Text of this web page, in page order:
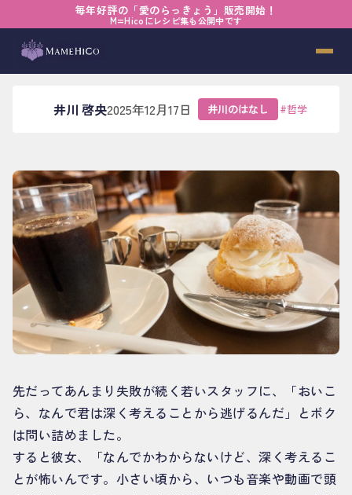
毎年好評の「愛のらっきょう」販売開始！
M=Hicoにレシピ集も公開中です
› 井川のはなし › 生き延びる力
生き延びる力
井川 啓央2025年12月17日 井川のはなし #哲学
先だってあんまり失敗が続く若いスタッフに、「おいこ
ら、なんで君は深く考えることから逃げるんだ」とボク
は問い詰めました。
すると彼女、「なんでかわからないけど、深く考えるこ
とが怖いんです。小さい頃から、いつも音楽や動画で頭